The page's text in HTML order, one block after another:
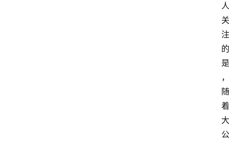
人
关
注
的
是
，
随
着
大
公